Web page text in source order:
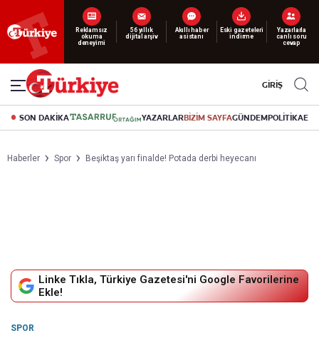
Yeni nesil dijital
abonelik 19 TL’den başlayan fiyatlarla.
GİRİŞ
SON DAKİKA YAZARLARBİZİM SAYFAGÜNDEMPOLİTİKA
Haberler Spor Beşiktaş yarı finalde! Potada derbi heyecanı
Linke Tıkla, Türkiye Gazetesi'ni Google Favorilerine
Ekle!
SPOR